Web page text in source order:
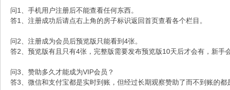
问1、手机用户注册后不能查看任何东西。
答1、注册成功后请点右上角的房子标识返回首页查看各个栏目。
问2、注册成为会员后预览版只能看到4张。
答2、预览版有且只有4张，完整版需要发布预览版10天后才会有，新手
问3、赞助多久才能成为VIP会员？
答3、微信和支付宝都是实时到账，但经过长期观察赞助了而不到账的都